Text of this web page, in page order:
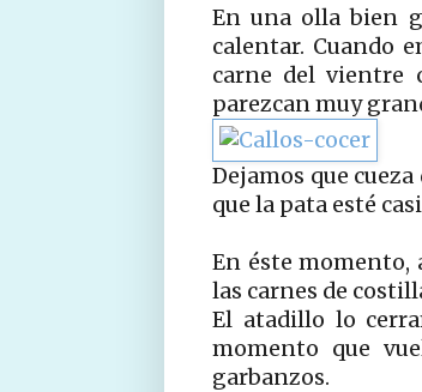
En una olla bien
calentar. Cuando
carne del vientre
parezcan muy
Dejamos que
que la pata esté
En éste momento,
las carnes de
El atadillo lo
momento que
garbanzos.